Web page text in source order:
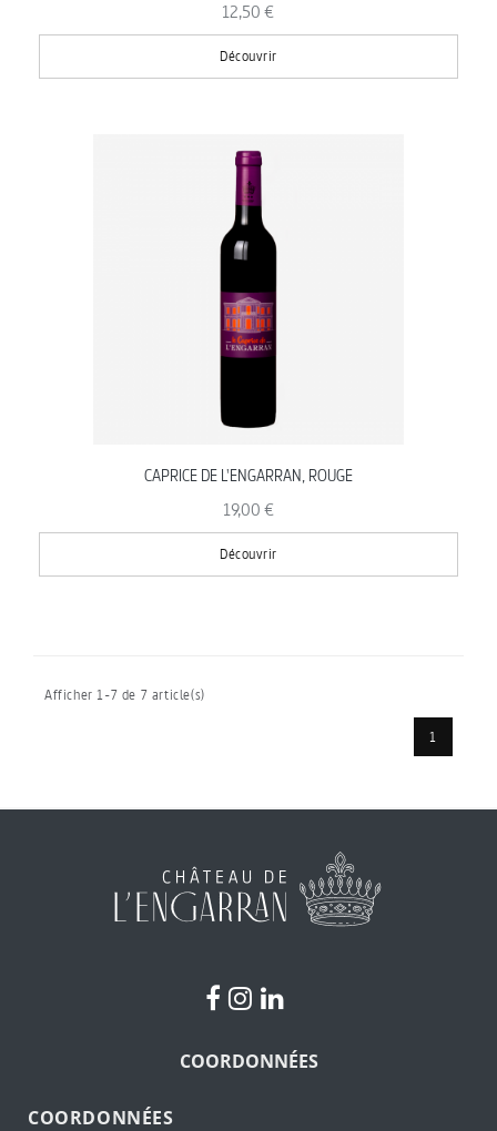
12,50 €
Découvrir
CAPRICE DE L'ENGARRAN, ROUGE
19,00 €
Découvrir
Afficher 1-7 de 7 article(s)
1
COORDONNÉES
COORDONNÉES